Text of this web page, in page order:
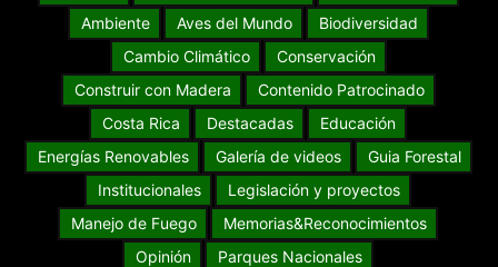
Ambiente
Aves del Mundo
Biodiversidad
Cambio Climático
Conservación
Construir con Madera
Contenido Patrocinado
Costa Rica
Destacadas
Educación
Energías Renovables
Galería de videos
Guia Forestal
Institucionales
Legislación y proyectos
Manejo de Fuego
Memorias&Reconocimientos
Opinión
Parques Nacionales